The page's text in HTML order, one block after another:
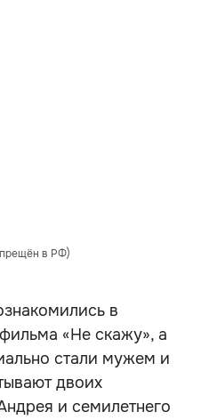
в РФ)
в
«Не скажу», а
стали мужем и
двоих
и семилетнего